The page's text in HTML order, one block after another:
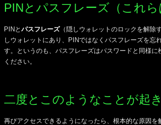
PINとパスフレーズ（これら
PINと パスフレーズ（隠しウォレットのロックを解除
しウォレットにあり、PINではなくパスフレーズを忘
す。というのも、パスフレーズはパスワードと同様に
ください。
二度とこのようなことが起
再びアクセスできるようになったら、根本的な原因